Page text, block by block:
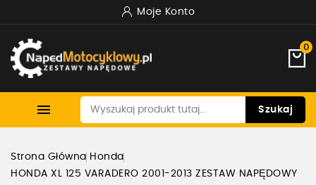
Moje Konto
0
 Szukaj
Strona Główna Honda
HONDA XL 125 VARADERO 2001-2013 ZESTAW NAPĘDOWY